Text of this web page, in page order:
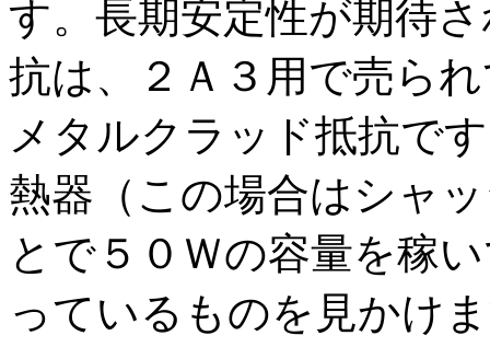
す。長期安定性が期待
抗は、２Ａ３用で売ら
メタルクラッド抵抗で
熱器（この場合はシャ
とで５０Ｗの容量を稼
っているものを見かけ